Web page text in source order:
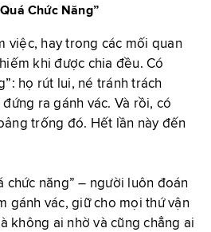
Chức Năng”
việc, hay trong các mối quan
khi được chia đều. Có
họ rút lui, né tránh trách
ra gánh vác. Và rồi, có
trống đó. Hết lần này đến
chức năng” – người luôn đoán
gánh vác, giữ cho mọi thứ vận
không ai nhờ và cũng chẳng ai